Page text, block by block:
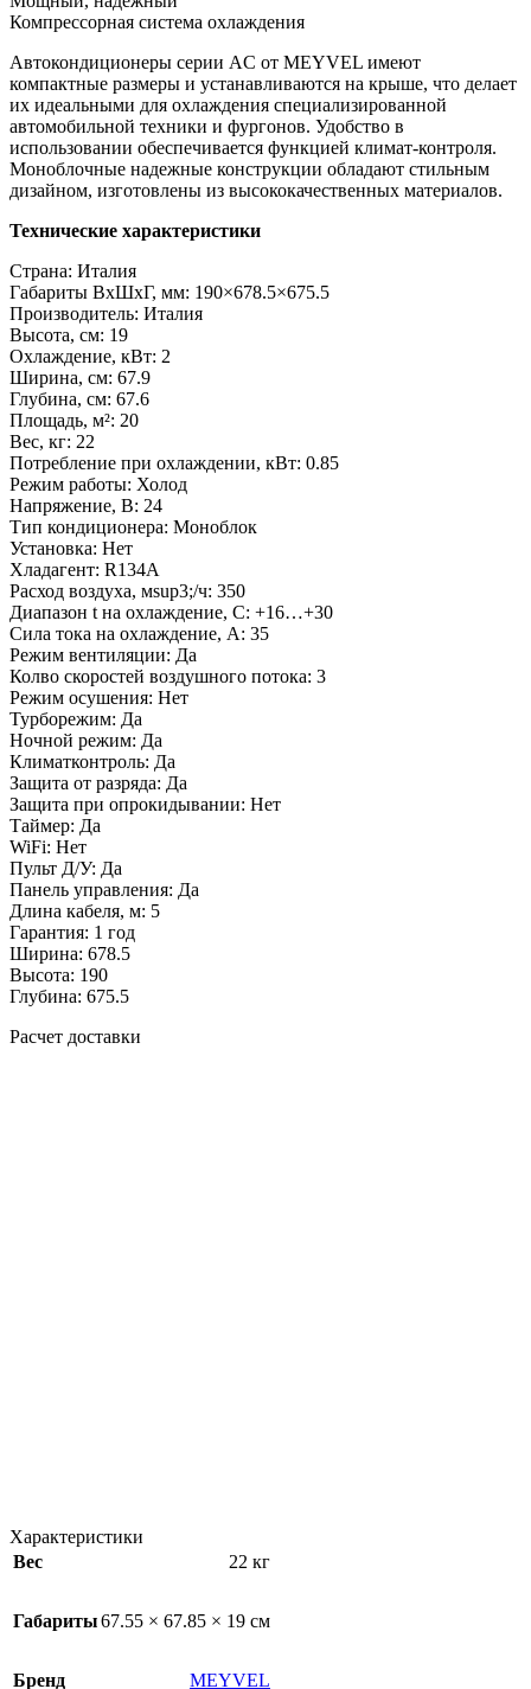
Компрессорная система охлаждения
Автокондиционеры серии AC от MEYVEL имеют
компактные размеры и устанавливаются на крыше, что делает
их идеальными для охлаждения специализированной
автомобильной техники и фургонов. Удобство в
использовании обеспечивается функцией климат-контроля.
Моноблочные надежные конструкции обладают стильным
дизайном, изготовлены из высококачественных материалов.
Технические характеристики
Страна: Италия
Габариты ВхШхГ, мм: 190×678.5×675.5
Производитель: Италия
Высота, см: 19
Охлаждение, кВт: 2
Ширина, см: 67.9
Глубина, см: 67.6
Площадь, м²: 20
Вес, кг: 22
Потребление при охлаждении, кВт: 0.85
Режим работы: Холод
Напряжение, В: 24
Тип кондиционера: Моноблок
Установка: Нет
Хладагент: R134A
Расход воздуха, мsup3;/ч: 350
Диапазон t на охлаждение, С: +16…+30
Сила тока на охлаждение, А: 35
Режим вентиляции: Да
Колво скоростей воздушного потока: 3
Режим осушения: Нет
Турборежим: Да
Ночной режим: Да
Климатконтроль: Да
Защита от разряда: Да
Защита при опрокидывании: Нет
Таймер: Да
WiFi: Нет
Пульт Д/У: Да
Панель управления: Да
Длина кабеля, м: 5
Гарантия: 1 год
Ширина: 678.5
Высота: 190
Глубина: 675.5
Расчет доставки
Характеристики
Вес
22 кг
Габариты67.55 × 67.85 × 19 см
Бренд
MEYVEL